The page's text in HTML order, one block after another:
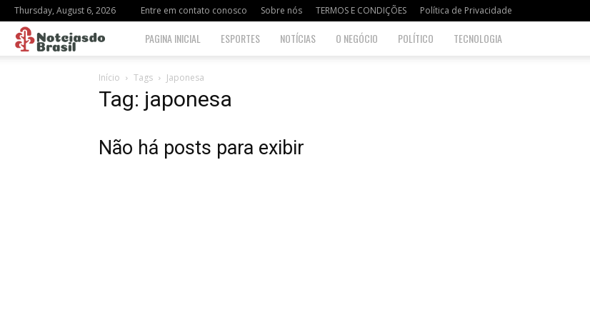
Thursday, August 6, 2026 Entre em contato conosco Sobre nós TERMOS E CONDIÇÕES Política de Privacidade
Notciasdo
Brasil
PAGINA INICIAL ESPORTES NOTÍCIAS O NEGÓCIO POLÍTICO TECNOLOGIA
Início Tags Japonesa
Tag: japonesa
Não há posts para exibir